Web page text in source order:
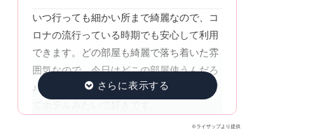
いつ行っても細かい所まで綺麗なので、コ
ロナの流行っている時期でも安心して利用
できます。どの部屋も綺麗で落ち着いた雰
囲気なので、今日はどこの部屋使うんだろ
♪と楽しみの1つです。更衣室も落ち着いて
※ライザップより提供